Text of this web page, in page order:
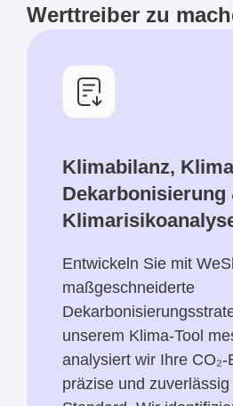
Werttreiber zu
Klimabilanz,
Dekarbonisierung
Entwickeln Sie mit
maßgeschneiderte
unserem Klima-Tool
analysiert wir Ihre CO₂-
präzise und